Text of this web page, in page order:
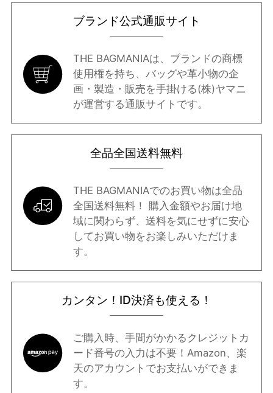
ブランド公式通販サイト
THE BAGMANIAは、ブランドの商標
使用権を持ち、バッグや革小物の企
画・製造・販売を手掛ける(株)ヤマニ
が運営する通販サイトです。
全品全国送料無料
THE BAGMANIAでのお買い物は全品
全国送料無料！ 購入金額やお届け地
域に関わらず、送料を気にせずに安心
してお買い物をお楽しみいただけま
す。
カンタン！ID決済も使える！
ご購入時、手間がかかるクレジットカ
ード番号の入力は不要！Amazon、楽
天のアカウントでお支払いができま
す。